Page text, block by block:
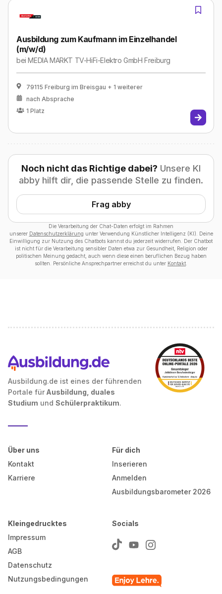
Ausbildung zum Kaufmann im Einzelhandel
(m/w/d)
beiMEDIA MARKT TV-HiFi-Elektro GmbH Freiburg
79115 Freiburg im Breisgau + 1 weiterer
nach Absprache
1 Platz
Noch nicht das Richtige dabei? Unsere KI
abby hilft dir, die passende Stelle zu finden.
Frag abby
Die Verarbeitung der Chat-Daten erfolgt im Rahmen
unserer Datenschutzerklärung unter Verwendung Künstlicher Intelligenz (KI). Deine
Einwilligung zur Nutzung des Chatbots kannst du jederzeit widerrufen. Der Chatbot
ist nicht für die Verarbeitung sensibler Daten etwa zur Gesundheit, Religion oder
politischen Meinung gedacht, auch wenn diese einen beruflichen Bezug haben
sollten. Persönliche Ansprechpartner erreichst du unter Kontakt
Ausbildung.de ist eines der führenden
Portale für Ausbildung, duales
Studium und Schülerpraktikum.
Über uns
Kontakt
Karriere
Für dich
Inserieren
Anmelden
Ausbildungsbarometer 2026
Kleingedrucktes
Impressum
AGB
Datenschutz
Nutzungsbedingungen
Socials